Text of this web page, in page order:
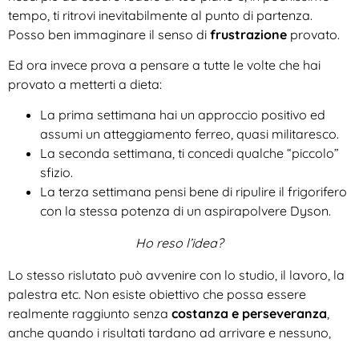
tempo, ti ritrovi inevitabilmente al punto di partenza.
Posso ben immaginare il senso di frustrazione provato.
Ed ora invece prova a pensare a tutte le volte che hai
provato a metterti a dieta:
La prima settimana hai un approccio positivo ed
assumi un atteggiamento ferreo, quasi militaresco.
La seconda settimana, ti concedi qualche “piccolo”
sfizio.
La terza settimana pensi bene di ripulire il frigorifero
con la stessa potenza di un aspirapolvere Dyson.
Ho reso l’idea?
Lo stesso rislutato può avvenire con lo studio, il lavoro, la
palestra etc. Non esiste obiettivo che possa essere
realmente raggiunto senza costanza e perseveranza,
anche quando i risultati tardano ad arrivare e nessuno,